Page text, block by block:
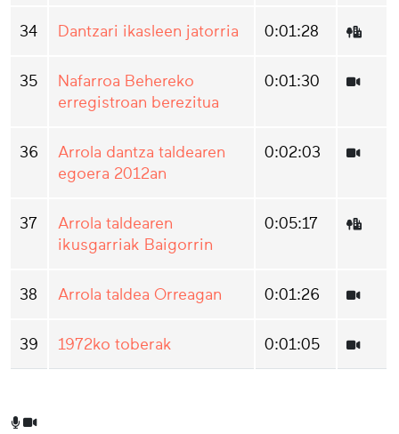
34 Dantzari ikasleen jatorria 0:01:28
35
Nafarroa Behereko
erregistroan berezitua
0:01:30
36
Arrola dantza taldearen
egoera 2012an
0:02:03
37
Arrola taldearen
ikusgarriak Baigorrin
0:05:17
38 Arrola taldea Orreagan 0:01:26
39 1972ko toberak 0:01:05